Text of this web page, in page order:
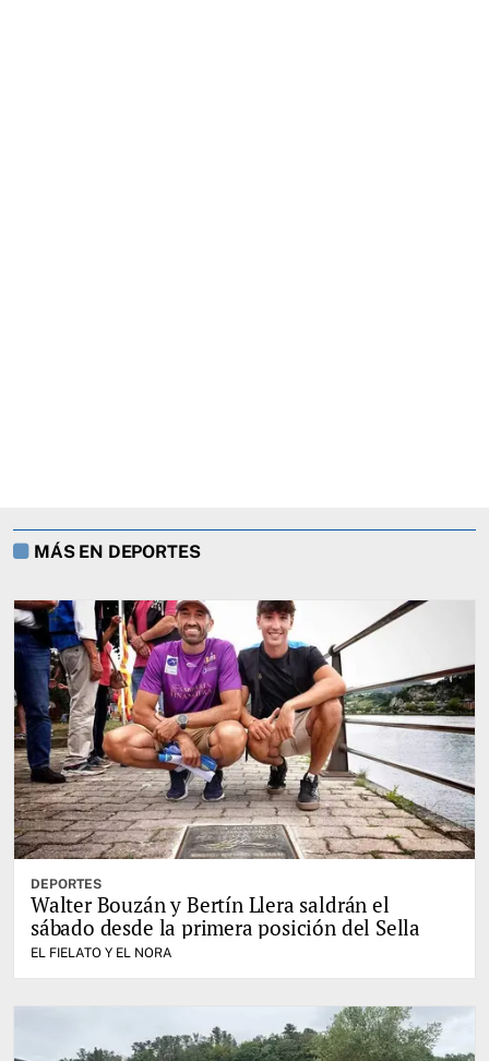
MÁS EN DEPORTES
DEPORTES
Walter Bouzán y Bertín Llera saldrán el
sábado desde la primera posición del Sella
EL FIELATO Y EL NORA